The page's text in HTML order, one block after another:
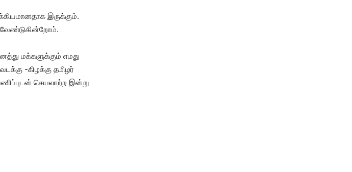
இருக்கும்.
வேண்டுகின்றோம்.
மக்களுக்கும் எமது
-கிழக்கு தமிழர்
செயலாற்ற இன்று